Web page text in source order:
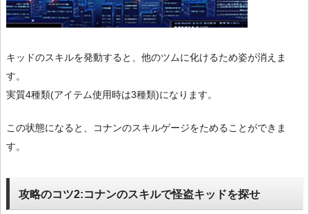
キッドのスキルを発動すると、他のツムに化けるため姿が消えま
す。
実質4種類(アイテム使用時は3種類)になります。
この状態になると、コナンのスキルゲージをためることができま
す。
攻略のコツ2:コナンのスキルで怪盗キッドを探せ